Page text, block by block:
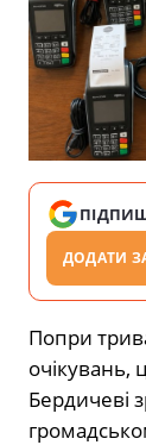
ДОДАТИ
Попри
очікувань,
Бердичеві